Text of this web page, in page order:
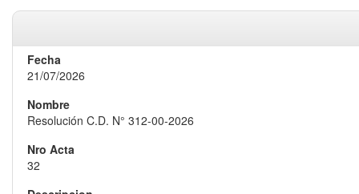
21/07/2026
Resolución C.D. N° 312-00-2026
32